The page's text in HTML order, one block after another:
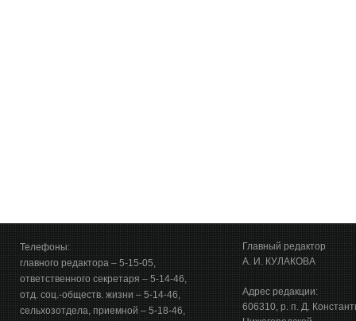
Телефоны:
главного редактора – 5-15-05,
ответственного секретаря – 5-14-46,
отд. соц.-обществ. жизни – 5-14-46,
сельхозотдела, приемной – 5-18-46,
Главный редактор
А. И. КУЛАКОВА
Адрес редакции:
606310, р. п. Д.